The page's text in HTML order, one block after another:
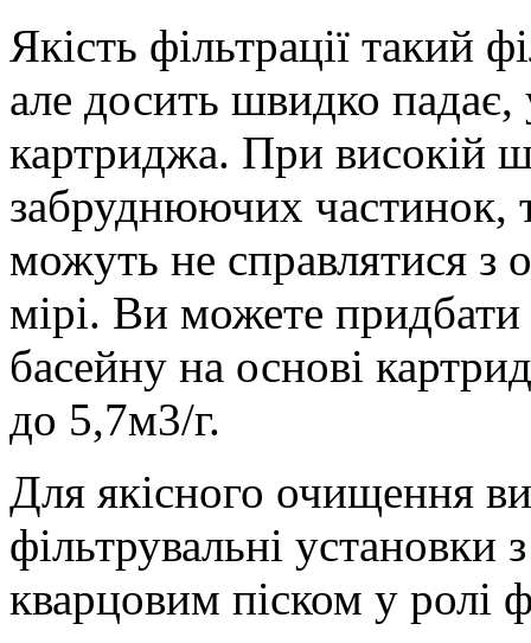
Якість фільтрації такий
але досить швидко падає,
картриджа. При високій
забруднюючих частинок,
можуть не справлятися з
мірі. Ви можете придбати
басейну на основі
до 5,7м3/г.
Для якісного очищення
фільтрувальні установки
кварцовим піском у ролі